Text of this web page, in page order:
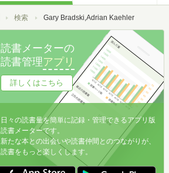
トップ検索 Gary Bradski,Adrian Kaehler
読書メーターの
読書管理アプリ
詳しくはこちら
日々の読書量を簡単に記録・管理できるアプリ版
読書メーターです。
新たな本との出会いや読書仲間とのつながりが、
読書をもっと楽しくします。